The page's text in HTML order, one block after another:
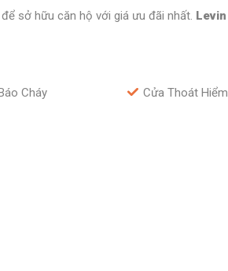
sở hữu căn hộ với giá ưu đãi nhất. Levin
Cháy Cửa Thoát Hiểm